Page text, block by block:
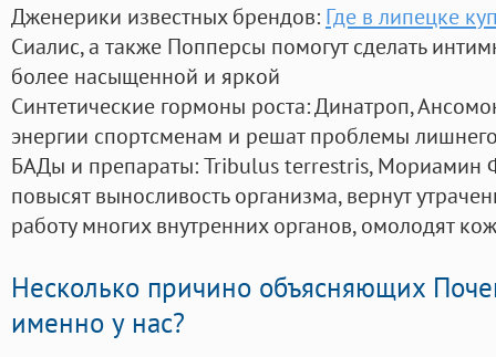
Дженерики известных брендов: Где в липецке
Сиалис, а также Попперсы помогут сделать
более насыщенной и яркой
Синтетические гормоны роста: Динатроп,
энергии спортсменам и решат проблемы
БАДы и препараты:Tribulus terrestris, Мориамин
повысят выносливость организма, вернут
работу многих внутренних органов, омолодят
Несколько причино объясняющих
именно у нас?